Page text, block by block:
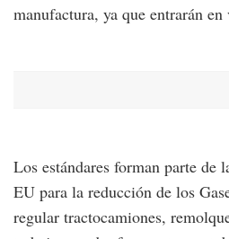
manufactura, ya que entrarán
Los estándares forman parte de
EU para la reducción de los
regular tractocamiones,